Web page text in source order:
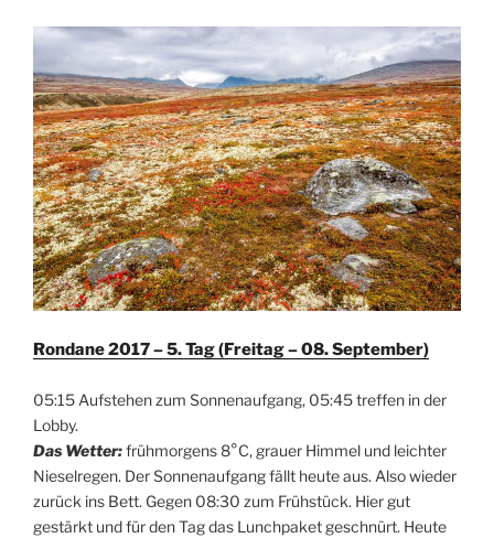
Rondane 2017 – 5. Tag (Freitag – 08. September)
05:15 Aufstehen zum Sonnenaufgang, 05:45 treffen in der
Lobby.
Das Wetter:frühmorgens 8°C, grauer Himmel und leichter
Nieselregen. Der Sonnenaufgang fällt heute aus. Also wieder
zurück ins Bett. Gegen 08:30 zum Frühstück. Hier gut
gestärkt und für den Tag das Lunchpaket geschnürt. Heute